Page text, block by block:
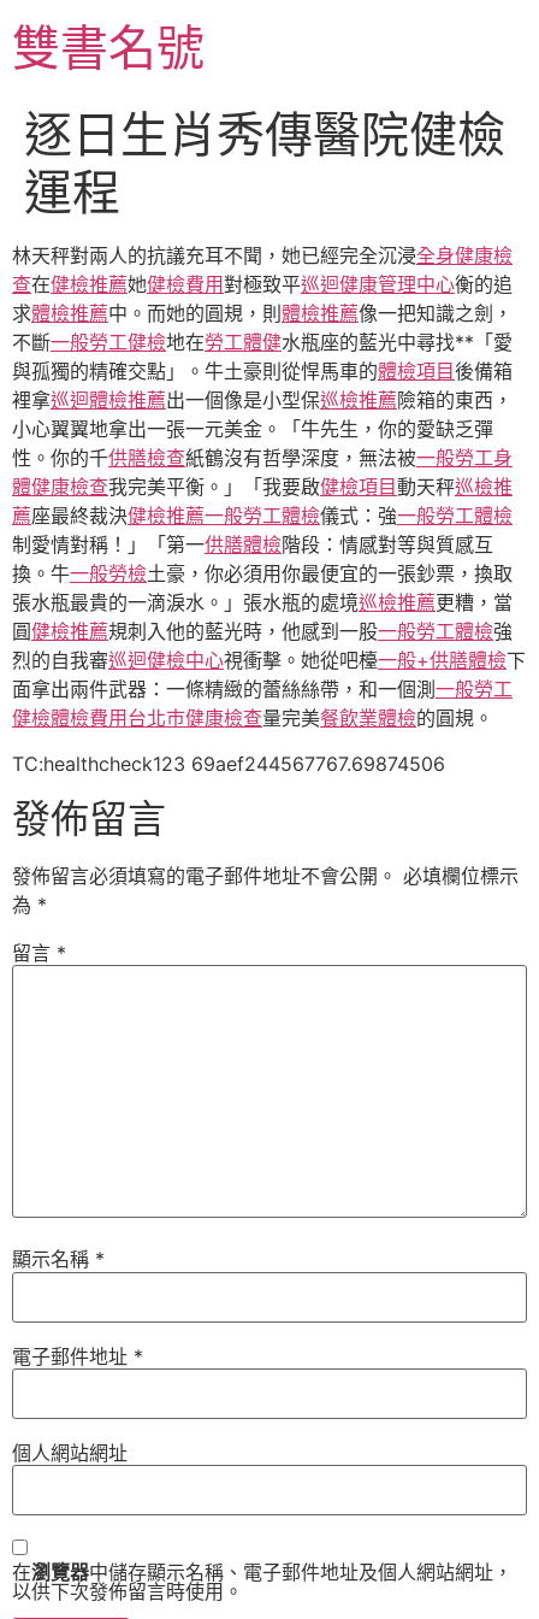
至
主雙書名號
逐日生肖秀傳醫院健檢
運程
林天秤對兩人的抗議充耳不聞，她已經完全沉浸全身健康檢
查在健檢推薦她健檢費用對極致平巡迴健康管理中心衡的追
求體檢推薦中。而她的圓規，則 體檢推薦像一把知識之劍，
不斷一般勞工健檢地在勞工體健水瓶座的藍光中尋找**「愛
與孤獨的精確交點」。牛土豪則從悍馬車的體檢項目後備箱
裡拿巡迴體檢推薦出一個像是小型保巡檢推薦險箱的東西，
小心翼翼地拿出一張一元美金。「牛先生，你的愛缺乏彈
性。你的千供膳檢查紙鶴沒有哲學深度，無法被一般勞工身
體健康檢查我完美平衡。」「我要啟健檢項目動天秤巡檢推
薦座最終裁決健檢推薦一般勞工體檢儀式：強一般勞工體檢
制愛情對稱！」「第一供膳體檢階段：情感對等與質感互
換。牛一般勞檢土豪，你必須用你最便宜的一張鈔票，換取
張水瓶最貴的一滴淚水。」張水瓶的處境巡檢推薦更糟，當
圓健檢推薦規刺入他的藍光時，他感到一股一般勞工體檢強
烈的自我審巡迴健檢中心視衝擊。她從吧檯一般+供膳體檢下
面拿出兩件武器：一條精緻的蕾絲絲帶，和一個測 一般勞工
健檢體檢費用 台北巿健康檢查量完美餐飲業體檢的圓規。
TC:healthcheck123 69aef244567767.69874506
發佈留言
發佈留言必須填寫的電子郵件地址不會公開。 必填欄位標示
為 *
留言 *
顯示名稱 *
電子郵件地址 *
個人網站網址
在瀏覽器中儲存顯示名稱、電子郵件地址及個人網站網址，
以供下次發佈留言時使用。